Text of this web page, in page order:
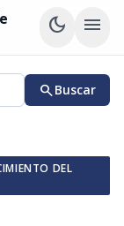
dark_mode menu
searchBuscar
DEL